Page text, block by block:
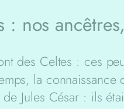
: nos
des Celtes : ces
la connaissance
de Jules César : ils